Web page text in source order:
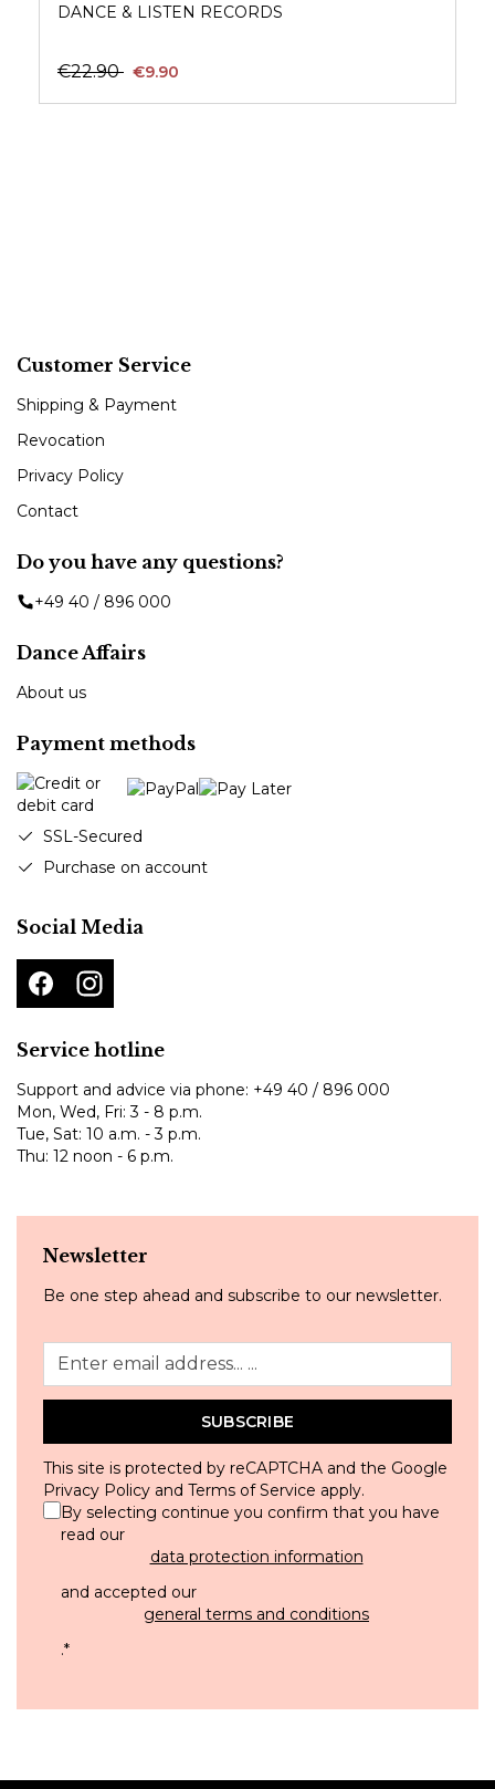
DANCE & LISTEN RECORDS
€22.90 €9.90
Customer Service
Shipping & Payment
Revocation
Privacy Policy
Contact
Do you have any questions?
+49 40 / 896 000
Dance Affairs
About us
Payment methods
SSL-Secured
Purchase on account
Social Media
Service hotline
Support and advice via phone: +49 40 / 896 000
Mon, Wed, Fri: 3 - 8 p.m.
Tue, Sat: 10 a.m. - 3 p.m.
Thu: 12 noon - 6 p.m.
Newsletter
Be one step ahead and subscribe to our newsletter.
SUBSCRIBE
This site is protected by reCAPTCHA and the Google
Privacy Policy and Terms of Service apply.
By selecting continue you confirm that you have
read our
data protection information
and accepted our
general terms and conditions
.*